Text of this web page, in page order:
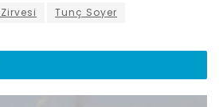
Tunç Soyer